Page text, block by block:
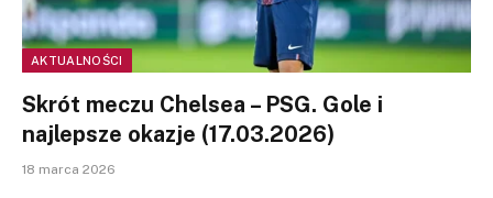
AKTUALNOŚCI
Skrót meczu Chelsea – PSG. Gole i
najlepsze okazje (17.03.2026)
18 marca 2026